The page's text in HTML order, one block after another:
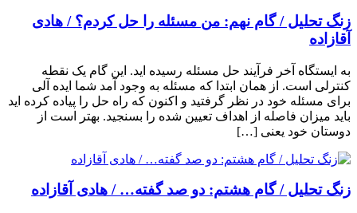
زنگ تحلیل / گام نهم: من مسئله را حل کردم؟ / هادی
آقازاده
به ایستگاه آخر فرآیند حل مسئله رسیده اید. این گام یک نقطه
کنترلی است. از همان ابتدا که مسئله به وجود آمد شما ایده آلی
برای مسئله خود در نظر گرفتید و اکنون که راه حل را پیاده کرده اید
باید میزان فاصله از اهداف تعیین شده را بسنجید. بهتر است از
دوستان خود یعنی […]
زنگ تحلیل / گام هشتم: دو صد گفته… / هادی آقازاده